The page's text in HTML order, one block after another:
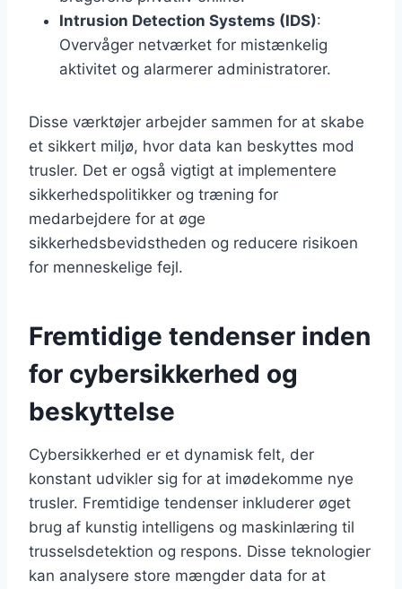
Intrusion Detection Systems (IDS):
Overvåger netværket for mistænkelig
aktivitet og alarmerer administratorer.
Disse værktøjer arbejder sammen for at skabe
et sikkert miljø, hvor data kan beskyttes mod
trusler. Det er også vigtigt at implementere
sikkerhedspolitikker og træning for
medarbejdere for at øge
sikkerhedsbevidstheden og reducere risikoen
for menneskelige fejl.
Fremtidige tendenser inden
for cybersikkerhed og
beskyttelse
Cybersikkerhed er et dynamisk felt, der
konstant udvikler sig for at imødekomme nye
trusler. Fremtidige tendenser inkluderer øget
brug af kunstig intelligens og maskinlæring til
trusselsdetektion og respons. Disse teknologier
kan analysere store mængder data for at